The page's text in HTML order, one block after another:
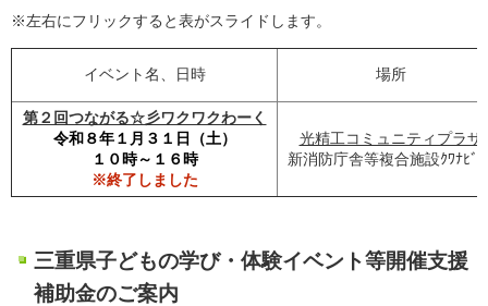
※左右にフリックすると表がスライドします。
イベント名、日時 場所
第２回つながる☆彡ワクワクわーく
令和８年１月３１日（土）
１０時～１６時
※終了しました
光精工コミュニティプラザ
新消防庁舎等複合施設ｸﾜﾅﾋﾞｽ
三重県子どもの学び・体験イベント等開催支援
補助金のご案内